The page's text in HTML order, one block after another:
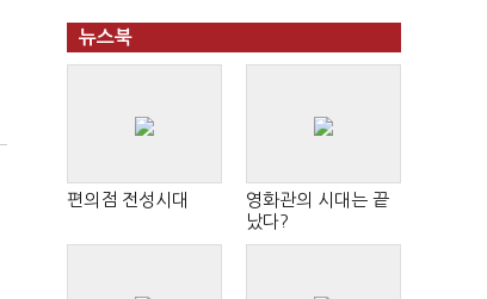
뉴스북
편의점 전성시대
영화관의 시대는 끝
났다?